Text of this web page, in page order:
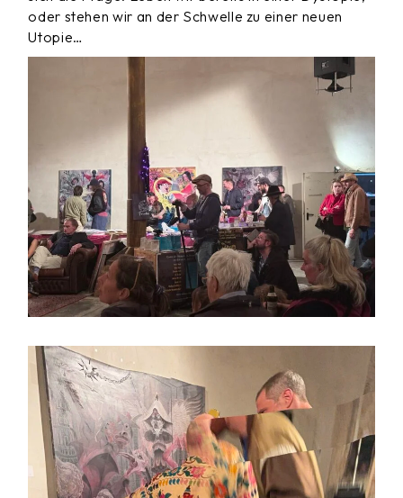
oder stehen wir an der Schwelle zu einer neuen
Utopie…